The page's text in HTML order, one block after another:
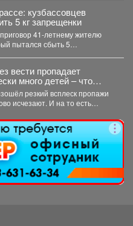
кузбассовцев
5 кг запрещенки
41-летнему жителю
пытался сбыть 5
вести пропадает
много детей – что
резкий всплеск пропажи
исчезают. И на то есть